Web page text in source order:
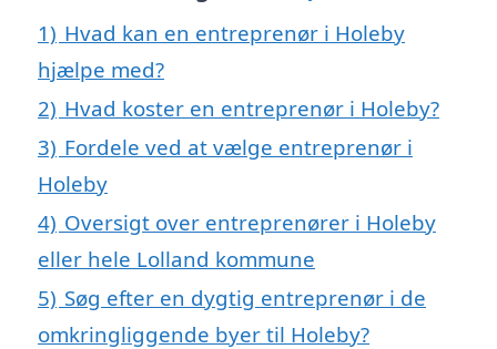
1) Hvad kan en entreprenør i Holeby
hjælpe med?
2) Hvad koster en entreprenør i Holeby?
3) Fordele ved at vælge entreprenør i
Holeby
4) Oversigt over entreprenører i Holeby
eller hele Lolland kommune
5) Søg efter en dygtig entreprenør i de
omkringliggende byer til Holeby?